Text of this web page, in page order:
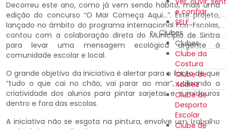
e confiar
SELF
Clubes
Clubes
Clube da
Costura
Clube de
Xadrez
Clube de
Desporto
Escolar
Clube de
Decorreu este ano, como já vem sendo hábito, mais uma
edição do concurso “O Mar Começa Aqui…”. Este projeto,
lançado no âmbito do programa internacional Eco-Escolas,
contou com a colaboração direta do Município de Sintra
para levar uma mensagem ecológica urgente à
comunidade escolar e local.
O grande objetivo da iniciativa é alertar para o facto de que
“tudo o que cai no chão, vai parar ao mar”, utilizando a
criatividade dos alunos para pintar sarjetas e sumidouros
dentro e fora das escolas.
A iniciativa não se esgota na pintura, envolve um trabalho